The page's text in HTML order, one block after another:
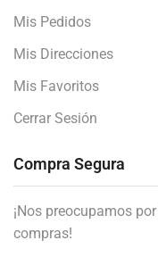
Mis Pedidos
Mis Direcciones
Mis Favoritos
Cerrar Sesión
Compra Segura
¡Nos preocupamos
compras!